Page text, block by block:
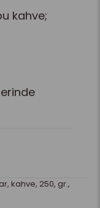
kahve;
, kahve, 250, gr.,